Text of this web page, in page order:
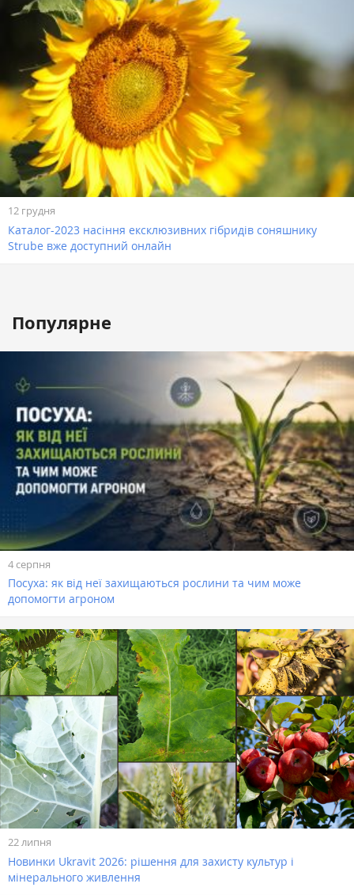
12 грудня
Каталог-2023 насіння ексклюзивних гібридів соняшнику
Strube вже доступний онлайн
Популярне
4 серпня
Посуха: як від неї захищаються рослини та чим може
допомогти агроном
22 липня
Новинки Ukravit 2026: рішення для захисту культур і
мінерального живлення